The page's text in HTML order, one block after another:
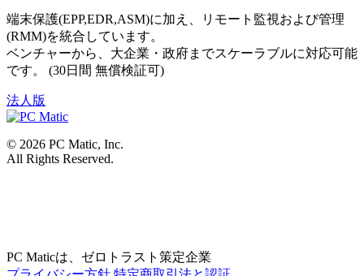
端末保護(EPP,EDR,ASM)に加え、リモート監視および管理
(RMM)を統合しています。
ベンチャーから、大企業・政府までスケーラブルに対応可能
です。 (30日間 無償検証可)
法人版
© 2026 PC Matic, Inc.
All Rights Reserved.
PC Maticは、ゼロトラスト策定企業